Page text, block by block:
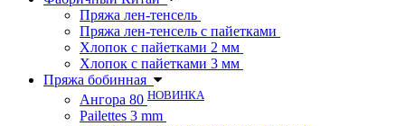
Пряжа лен-тенсель
Пряжа лен-тенсель с пайетками
Хлопок с пайетками 2 мм
Хлопок с пайетками 3 мм
Пряжа бобинная
Ангора 80 НОВИНКА
Pailettes 3 mm